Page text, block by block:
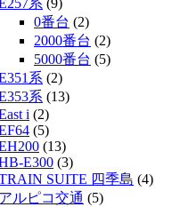
0番台 (2)
2000番台 (2)
5000番台 (5)
系 (2)
系 (13)
i (2)
(5)
(13)
E300 (3)
SUITE 四季島 (4)
アルピコ交通 (5)